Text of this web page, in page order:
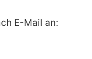
E-Mail an: